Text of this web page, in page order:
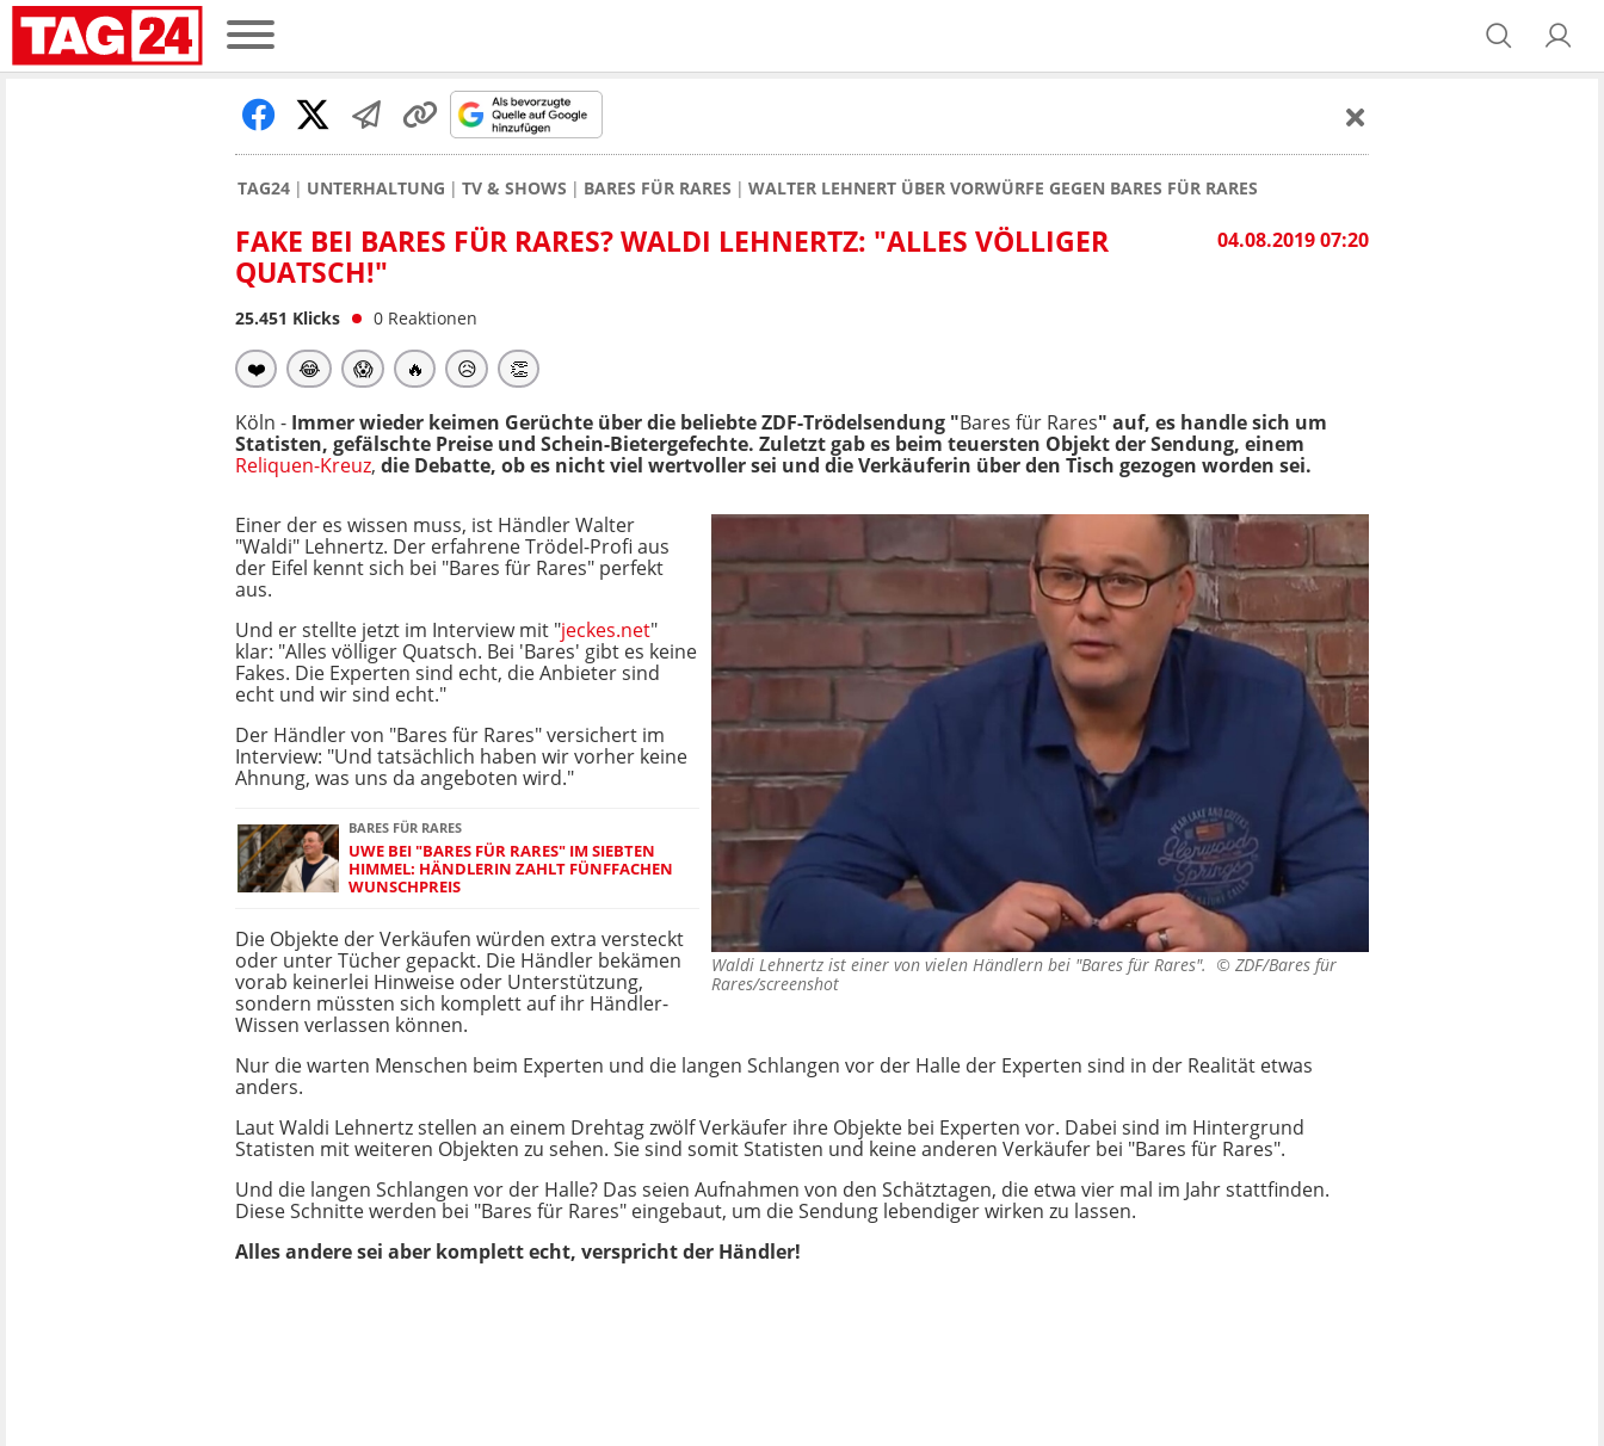
TAG24 UNTERHALTUNG TV & SHOWS BARES FÜR RARES WALTER LEHNERT ÜBER VORWÜRFE GEGEN BARES FÜR RARES
04.08.2019 07:20
FAKE BEI BARES FÜR RARES? WALDI LEHNERTZ: "ALLES VÖLLIGER
QUATSCH!"
25.451 Klicks 0 Reaktionen
❤️ 😂 😱 🔥 😥 👏
Köln - Immer wieder keimen Gerüchte über die beliebte ZDF-Trödelsendung "Bares für Rares" auf, es handle sich um
Statisten, gefälschte Preise und Schein-Bietergefechte. Zuletzt gab es beim teuersten Objekt der Sendung, einem
Reliquen-Kreuz, die Debatte, ob es nicht viel wertvoller sei und die Verkäuferin über den Tisch gezogen worden sei.
Waldi Lehnertz ist einer von vielen Händlern bei "Bares für Rares". © ZDF/Bares für
Rares/screenshot
Einer der es wissen muss, ist Händler Walter
"Waldi" Lehnertz. Der erfahrene Trödel-Profi aus
der Eifel kennt sich bei "Bares für Rares" perfekt
aus.
Und er stellte jetzt im Interview mit "jeckes.net"
klar: "Alles völliger Quatsch. Bei 'Bares' gibt es keine
Fakes. Die Experten sind echt, die Anbieter sind
echt und wir sind echt."
Der Händler von "Bares für Rares" versichert im
Interview: "Und tatsächlich haben wir vorher keine
Ahnung, was uns da angeboten wird."
BARES FÜR RARES
UWE BEI "BARES FÜR RARES" IM SIEBTEN
HIMMEL: HÄNDLERIN ZAHLT FÜNFFACHEN
WUNSCHPREIS
Die Objekte der Verkäufen würden extra versteckt
oder unter Tücher gepackt. Die Händler bekämen
vorab keinerlei Hinweise oder Unterstützung,
sondern müssten sich komplett auf ihr Händler-
Wissen verlassen können.
Nur die warten Menschen beim Experten und die langen Schlangen vor der Halle der Experten sind in der Realität etwas
anders.
Laut Waldi Lehnertz stellen an einem Drehtag zwölf Verkäufer ihre Objekte bei Experten vor. Dabei sind im Hintergrund
Statisten mit weiteren Objekten zu sehen. Sie sind somit Statisten und keine anderen Verkäufer bei "Bares für Rares".
Und die langen Schlangen vor der Halle? Das seien Aufnahmen von den Schätztagen, die etwa vier mal im Jahr stattfinden.
Diese Schnitte werden bei "Bares für Rares" eingebaut, um die Sendung lebendiger wirken zu lassen.
Alles andere sei aber komplett echt, verspricht der Händler!